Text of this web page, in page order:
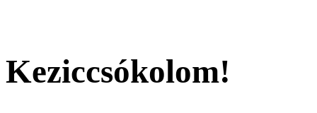
Keziccsókolom!